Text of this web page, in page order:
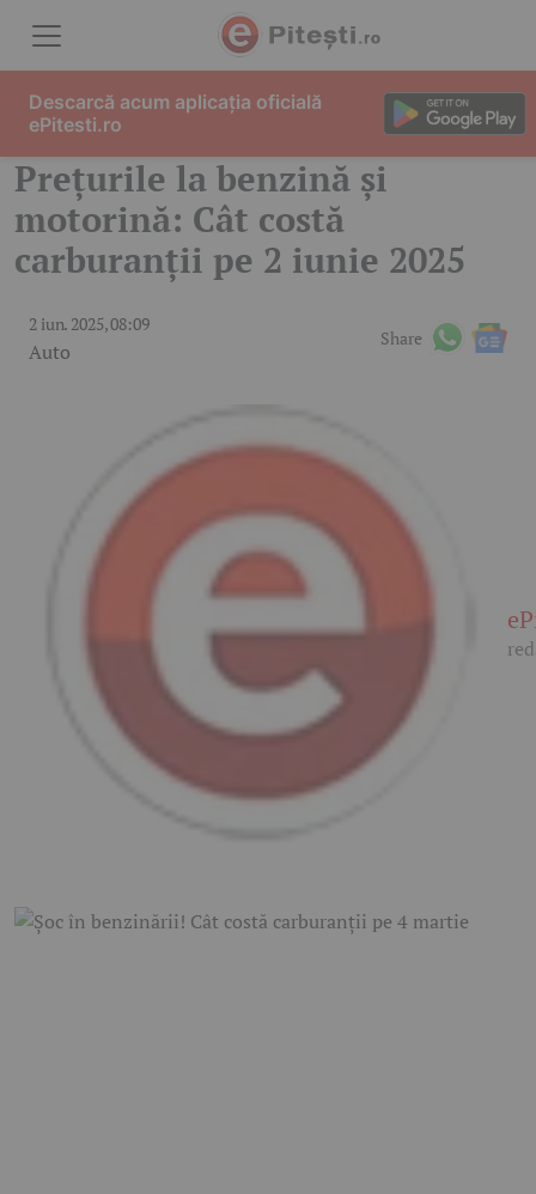
Prețurile la benzină și
motorină: Cât costă
carburanții pe 2 iunie 2025
2 iun. 2025, 08:09
Auto
Share
Descarcă acum aplicația oficială
ePitesti.ro